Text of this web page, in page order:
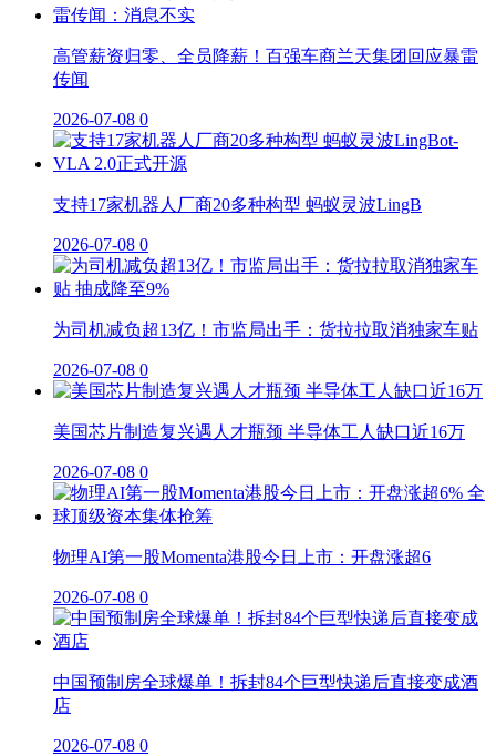
高管薪资归零、全员降薪！百强车商兰天集团回应暴雷
传闻
2026-07-08 0
支持17家机器人厂商20多种构型 蚂蚁灵波LingB
2026-07-08 0
为司机减负超13亿！市监局出手：货拉拉取消独家车贴
2026-07-08 0
美国芯片制造复兴遇人才瓶颈 半导体工人缺口近16万
2026-07-08 0
物理AI第一股Momenta港股今日上市：开盘涨超6
2026-07-08 0
中国预制房全球爆单！拆封84个巨型快递后直接变成酒
店
2026-07-08 0